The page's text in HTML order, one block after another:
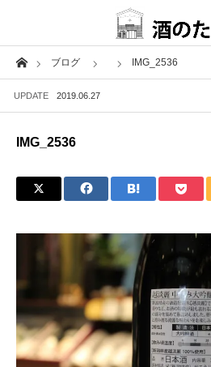
Homeブログ IMG_2536
UPDATE 2019.06.27
IMG_2536
ホーム
取扱商品
特定商法
取扱商品
インスタグラム